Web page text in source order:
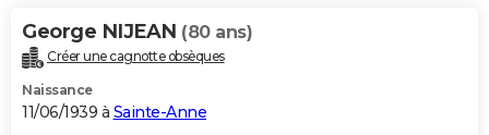
George NIJEAN (80 ans)
Créer une cagnotte obsèques
Naissance
11/06/1939 à Sainte-Anne